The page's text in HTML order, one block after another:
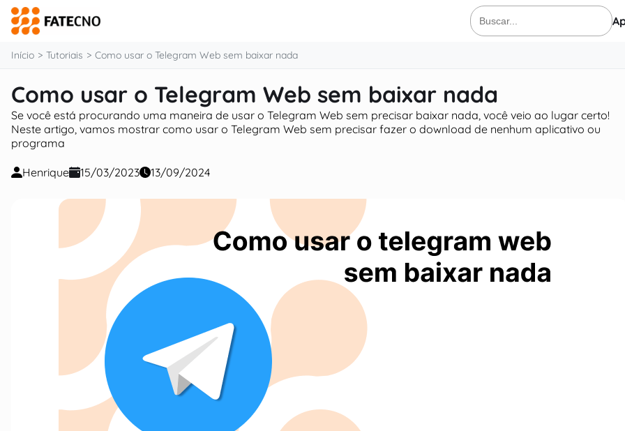
conteúdo
Buscar
por:
Início Tutoriais Como usar o Telegram Web sem baixar nada
Como usar o Telegram Web sem baixar nada
Se você está procurando uma maneira de usar o Telegram Web sem precisar baixar nada, você veio ao lugar certo!
Neste artigo, vamos mostrar como usar o Telegram Web sem precisar fazer o download de nenhum aplicativo ou
programa
Henrique 15/03/2023 13/09/2024